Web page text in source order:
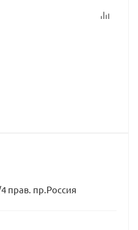
прав. пр.Россия